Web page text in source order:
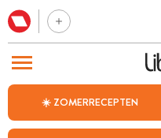
☀️ ZOMERRECEPTEN
BEZOEK ONZE ANDERE WEBSITES